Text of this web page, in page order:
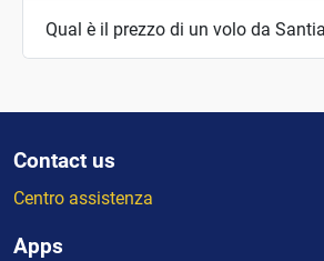
Qual è il prezzo di un volo da
Contact us
Centro assistenza
Apps